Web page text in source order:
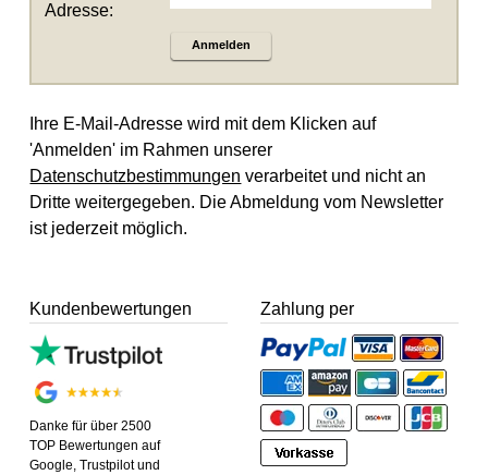
Adresse:
Anmelden
Ihre E-Mail-Adresse wird mit dem Klicken auf
'Anmelden' im Rahmen unserer
Datenschutzbestimmungen verarbeitet und nicht an
Dritte weitergegeben. Die Abmeldung vom Newsletter
ist jederzeit möglich.
Kundenbewertungen
Danke für über 2500
TOP Bewertungen auf
Google, Trustpilot und
Zahlung per